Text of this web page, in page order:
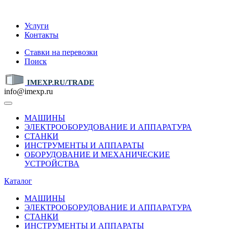
Услуги
Контакты
Ставки на перевозки
Поиск
IMEXP.RU/TRADE
info@imexp.ru
МАШИНЫ
ЭЛЕКТРООБОРУДОВАНИЕ И АППАРАТУРА
СТАНКИ
ИНСТРУМЕНТЫ И АППАРАТЫ
ОБОРУДОВАНИЕ И МЕХАНИЧЕСКИЕ
УСТРОЙСТВА
Каталог
МАШИНЫ
ЭЛЕКТРООБОРУДОВАНИЕ И АППАРАТУРА
СТАНКИ
ИНСТРУМЕНТЫ И АППАРАТЫ